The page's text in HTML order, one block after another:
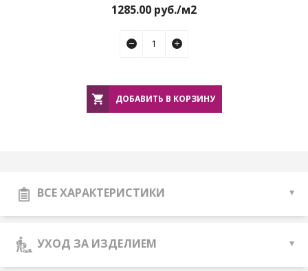
1285.00 руб./м2
ДОБАВИТЬ В КОРЗИНУ
ВСЕ ХАРАКТЕРИСТИКИ
УХОД ЗА ИЗДЕЛИЕМ